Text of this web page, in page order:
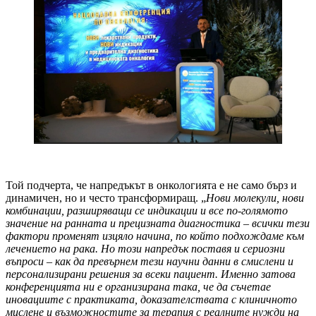
Той подчерта, че напредъкът в онкологията е не само бърз и
динамичен, но и често трансформиращ. „Нови молекули, нови
комбинации, разширяващи се индикации и все по-голямото
значение на ранната и прецизната диагностика – всички тези
фактори променят изцяло начина, по който подхождаме към
лечението на рака. Но този напредък поставя и сериозни
въпроси – как да превърнем тези научни данни в смислени и
персонализирани решения за всеки пациент. Именно затова
конференцията ни е организирана така, че да съчетае
иновациите с практиката, доказателствата с клиничното
мислене и възможностите за терапия с реалните нужди на